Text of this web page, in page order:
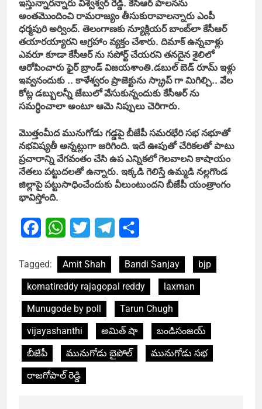
ఇస్తున్నారన్నారు విశ్వేశ్వర్ రెడ్డి. కేసీఆర్ పాలనను
అంతమొందించి రామరాజ్యం తీసుకురావాలన్నారు ఎంపీ
ధర్మపురి అర్వింద్. తెలంగాణకు న్యూక్లియర్ బాంబ్⁬లా కేసీఆర్
తయారయ్యారని ఆగ్రహాం వ్యక్తం చేశారు. దిమాక్ ఉన్నవాళ్లు
ఎవరూ కూడా కేసీఆర్ ను సపోర్ట్ చేయరని తనదైన శైలిలో
ఆరోపించారు ఫైర్ బ్రాండ్ విజయశాంతి.డబుల్ బెడ్ రూమ్ ఇళ్లు
ఇవ్వనందుకు .. కాళేశ్వరం ప్రాజెక్టును స్క్రాప్ గా మిగిల్చి.. వేల
కోట్ల డబ్బులన్నీ జేబులో వేసుకున్నందుకు కేసీఆర్ ను
సమర్ధించాలా అంటూ ఆమె నిప్పులు చెరిగారు.
మొత్తంమీద మునుగోడు గడ్డపై బీజేపీ సమరభేరి సభ నభూతో
నభవిష్యతీ అన్నట్లుగా జరిగింది. ఇదే ఊపుతో చేరికలతో పాటు
ప్రచారాన్ని వేగవంతం చేసి ఉప ఎన్నికలో గెలవాలని కాషాయం
నేతలు పట్టుదలతో ఉన్నారు. ఇక్కడి గెలిస్తే ఉమ్మడి నల్లగొండ
జిల్లాపై పట్టుసాధించేందుకు వీలుంటుందని బీజేపీ యంత్రాంగం
భావిస్తోంది.
FacebookWhatsApp
Twitter Telegram
Tagged: Amit Shah Bandi Sanjay
bjp
komatireddy rajagopal reddy
laxman
Munugode by poll
Tarun Chugh
vijayashanthi
అమిత్ షా
బండిసంజయ్
బీజేపీ
మునుగోడు బైపోల్
మునుగోడు సభ
రాజగోపాల్ రెడ్డి